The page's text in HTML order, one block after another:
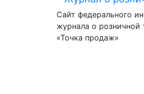
Сайт федерального
журнала о розничной
«Точка продаж»